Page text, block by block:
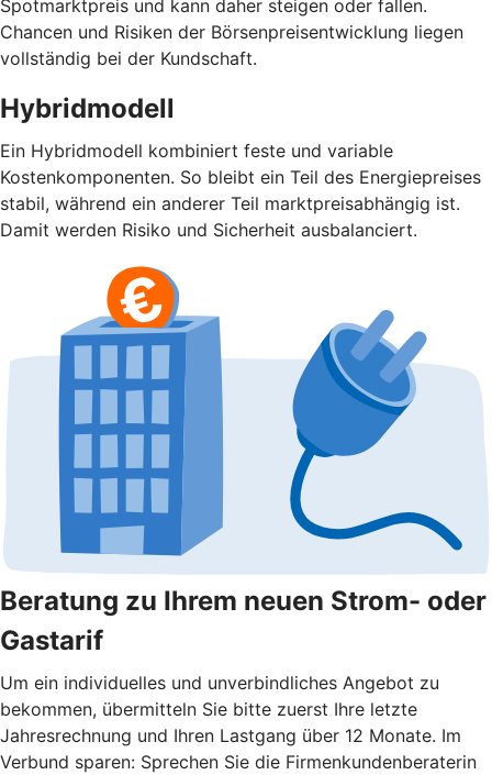
Spotmarktpreis und kann daher steigen oder fallen.
Chancen und Risiken der Börsenpreisentwicklung liegen
vollständig bei der Kundschaft.
Hybridmodell
Ein Hybridmodell kombiniert feste und variable
Kostenkomponenten. So bleibt ein Teil des Energiepreises
stabil, während ein anderer Teil marktpreisabhängig ist.
Damit werden Risiko und Sicherheit ausbalanciert.
Beratung zu Ihrem neuen Strom- oder
Gastarif
Um ein individuelles und unverbindliches Angebot zu
bekommen, übermitteln Sie bitte zuerst Ihre letzte
Jahresrechnung und Ihren Lastgang über 12 Monate. Im
Verbund sparen: Sprechen Sie die Firmenkundenberaterin